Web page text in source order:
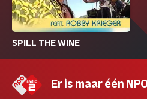
SPILL THE WINE
Er is maar één